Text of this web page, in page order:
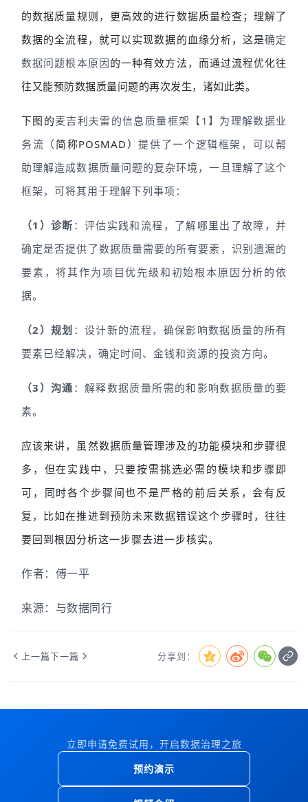
的数据质量规则，更高效的进行数据质量检查；理解了
数据的全流程，就可以实现数据的血缘分析，这是确定
数据问题根本原因的一种有效方法，而通过流程优化往
往又能预防数据质量问题的再次发生，诸如此类。
下图的麦吉利夫雷的信息质量框架【1】为理解数据业
务流 （简称POSMAD）提供了一个逻辑框架，可以帮
助理解造成数据质量问题的复杂环境，一旦理解了这个
框架，可将其用于理解下列事项：
（1）诊断 ：评估实践和流程，了解哪里出了故障，并
确定是否提供了数据质量需要的所有要素，识别遗漏的
要素，将其作为项目优先级和初始根本原因分析的依
据。
（2）规划 ：设计新的流程，确保影响数据质量的所有
要素已经解决，确定时间、金钱和资源的投资方向。
（3）沟通 ：解释数据质量所需的和影响数据质量的要
素。
应该来讲，虽然数据质量管理涉及的功能模块和步骤很
多，但在实践中，只要按需挑选必需的模块和步骤即
可，同时各个步骤间也不是严格的前后关系，会有反
复，比如在推进到预防未来数据错误这个步骤时，往往
要回到根因分析这一步骤去进一步核实。
作者：傅一平
来源：与数据同行
上一篇下一篇 分享到：
立即申请免费试用，开启数据治理之旅
预约演示